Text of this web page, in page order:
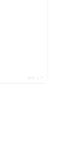
ポチップ